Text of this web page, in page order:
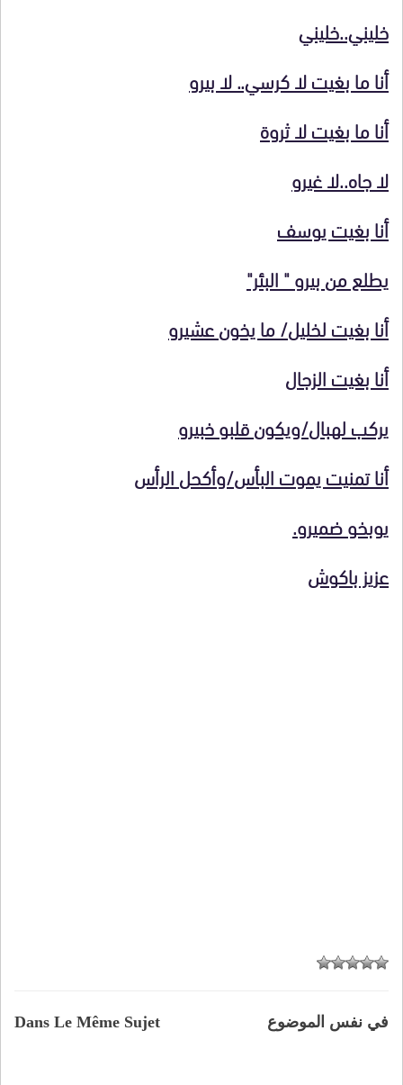
خليني..خليني
أنا ما بغيت لا كرسي.. لا بيرو
أنا ما بغيت لا ثروة
لا جاه..لا غيرو
أنا بغيت يوسف
يطلع من بيرو " البئر"
أنا بغيت لخليل/ ما يخون عشيرو
أنا بغيت الزجال
يركب لهبال/ويكون قلبو خبيرو
أنا تمنيت يموت البأس/وأكحل الرأس
يوبخو ضميرو.
عزيز باكوش
Dans Le Même Sujet في نفس الموضوع